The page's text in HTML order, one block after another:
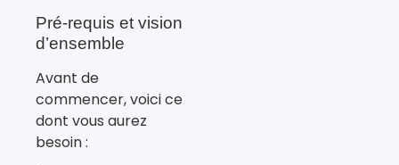
Pré-requis et vision
d’ensemble
Avant de
commencer, voici ce
dont vous aurez
besoin :